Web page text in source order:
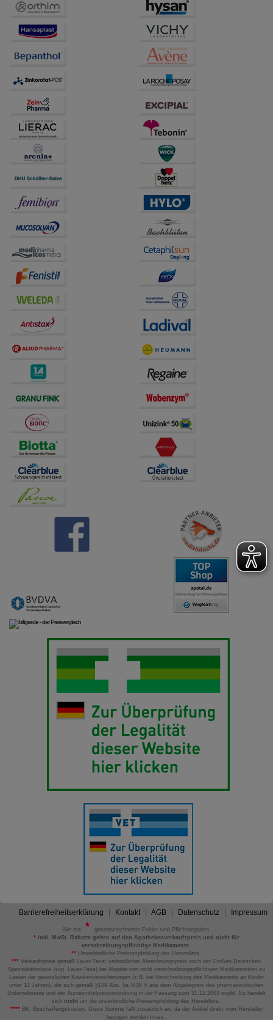
Barrierefreiheitserklärung Kontakt AGB Datenschutz Impressum
Alle mit
gekennzeichneten Felder sind Pflichtangaben.
*inkl. MwSt. Rabatte gelten auf den Apothekenverkaufspreis und nicht für
verschreibungspflichtige Medikamente.
** Unverbindliche Preisempfehlung des Herstellers.
*** Verkaufspreis gemäß Lauer-Taxe; verbindlicher Abrechnungspreis nach der Großen Deutschen
Spezialitätentaxe (sog. Lauer-Taxe) bei Abgabe von nicht verschreibungspflichtigen Medikamenten zu
Lasten der gesetzlichen Krankenversicherungen (z.B. bei Verschreibung des Medikaments an Kinder
unter 12 Jahren), die sich gemäß §129 Abs. 5a SGB V aus dem Abgabepreis des pharmazeutischen
Unternehmens und der Arzneimittelpreisverordnung in der Fassung zum 31.12.2003 ergibt. Es handelt
sich nicht um die unverbindliche Preisempfehlung des Herstellers.
****BK: Beschaffungskosten. Diese Summe fällt zusätzlich an, da der Artikel direkt vom Hersteller
bezogen werden muss.